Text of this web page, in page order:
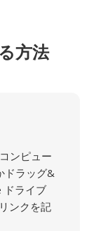
方法
ンピュー
ドラッグ&
ドライブ
ンクを記